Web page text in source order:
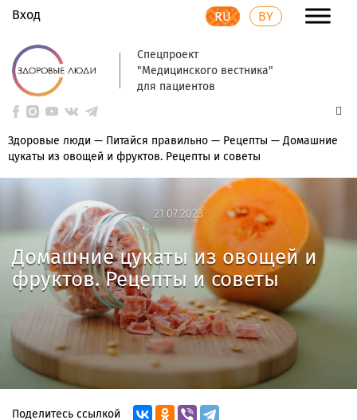
Вход RU BY
Спецпроект
"Медицинского вестника"
для пациентов
Здоровые люди — Питайся правильно — Рецепты —Домашние
цукаты из овощей и фруктов. Рецепты и советы
21.07.2023
21.07.2023
Домашние цукаты из овощей и
фруктов. Рецепты и советы
Поделитесь ссылкой